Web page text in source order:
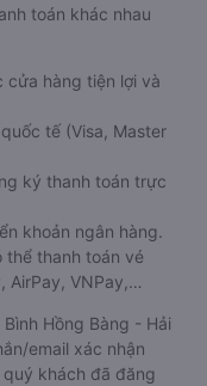
toán khác nhau
cửa hàng tiện lợi và
tế (Visa, Master
ký thanh toán trực
khoản ngân hàng.
thể thanh toán vé
AirPay, VNPay,…
Hồng Bàng - Hải
email xác nhận
khách đã đăng